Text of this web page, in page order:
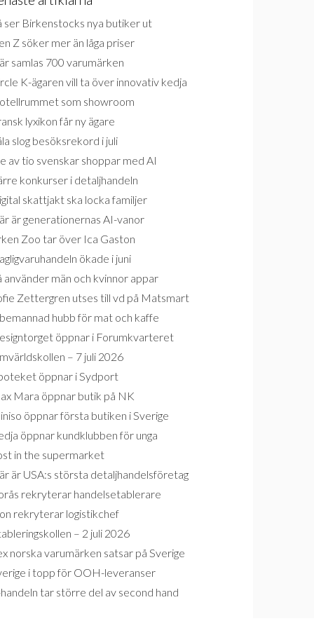
ser Birkenstocks nya butiker ut
Z söker mer än låga priser
samlas 700 varumärken
K-ägaren vill ta över innovativ kedja
som showroom
lyxikon får ny ägare
slog besöksrekord i juli
av tio svenskar shoppar med AI
konkurser i detaljhandeln
skattjakt ska locka familjer
är generationernas AI-vanor
Zoo tar över Ica Gaston
ökade i juni
använder män och kvinnor appar
Zettergren utses till vd på Matsmart
hubb för mat och kaffe
öppnar i Forumkvarteret
– 7 juli 2026
öppnar i Sydport
Mara öppnar butik på NK
öppnar första butiken i Sverige
öppnar kundklubben för unga
in the supermarket
är USA:s största detaljhandelsföretag
rekryterar handelsetablerare
rekryterar logistikchef
– 2 juli 2026
norska varumärken satsar på Sverige
i topp för OOH-leveranser
tar större del av second hand